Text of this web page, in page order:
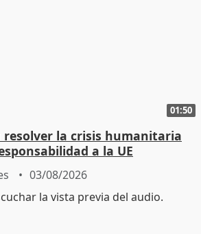
01:50
resolver la crisis humanitaria
a la UE
03/08/2026